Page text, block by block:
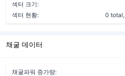
섹터 크기:
섹터 현황:
0 total,
채굴 데이터
채굴파워 증가량: